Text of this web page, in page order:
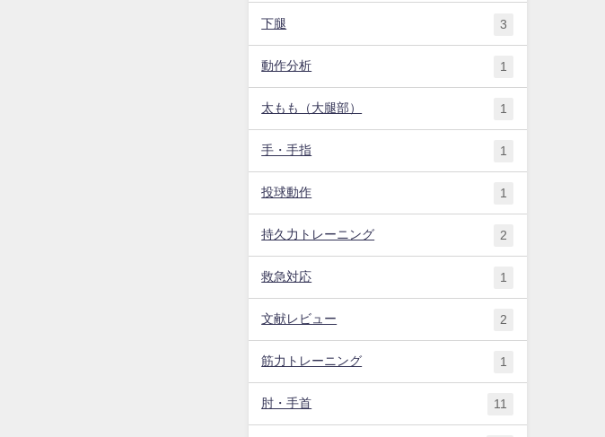
下腿 3
動作分析 1
太もも（大腿部） 1
手・手指 1
投球動作 1
持久力トレーニング 2
救急対応 1
文献レビュー 2
筋力トレーニング 1
肘・手首 11